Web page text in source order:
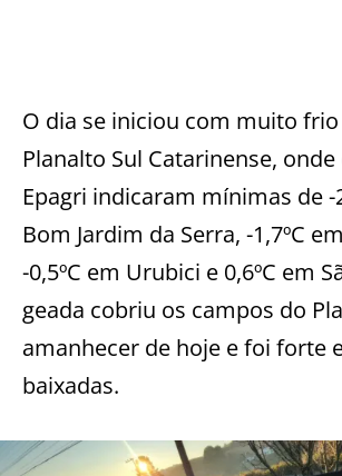
O dia se iniciou com muito
Planalto Sul Catarinense,
Epagri indicaram mínimas de -
Bom Jardim da Serra, -1,7ºC
-0,5ºC em Urubici e 0,6ºC em
geada cobriu os campos do
amanhecer de hoje e foi forte
baixadas.